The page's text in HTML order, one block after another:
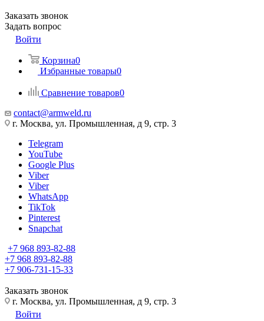
Заказать звонок
Задать вопрос
Войти
Корзина0
Избранные товары0
Сравнение товаров0
contact@armweld.ru
г. Москва, ул. Промышленная, д 9, стр. 3
Telegram
YouTube
Google Plus
Viber
Viber
WhatsApp
TikTok
Pinterest
Snapchat
+7 968 893-82-88
+7 968 893-82-88
+7 906-731-15-33
Заказать звонок
г. Москва, ул. Промышленная, д 9, стр. 3
Войти